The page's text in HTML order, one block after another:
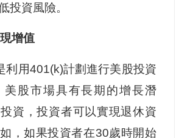
投資風險。
增值
利用401(k)計劃進行美股投資
美股市場具有長期的增長潛
資，投資者可以實現退休資
，如果投資者在30歲時開始